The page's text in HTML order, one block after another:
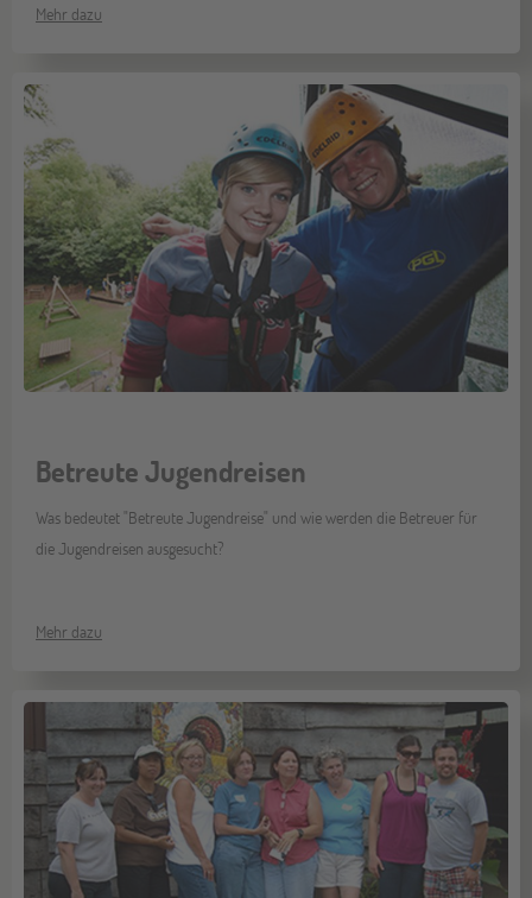
Mehr dazu
Betreute Jugendreisen
Was bedeutet "Betreute Jugendreise" und wie werden die Betreuer für
die Jugendreisen ausgesucht?
Mehr dazu